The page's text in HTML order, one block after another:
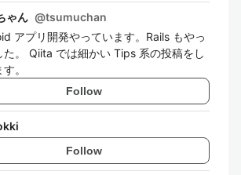
ゃん @tsumuchan
アプリ開発やっています。Rails もやっ
た。 Qiita では細かい Tips 系の投稿をし
。
Follow
Follow